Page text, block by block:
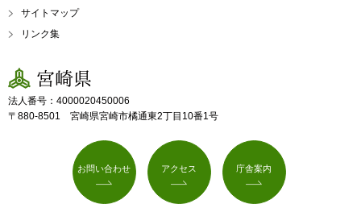
サイトマップ
リンク集
宮崎県
法人番号：4000020450006
〒880-8501 宮崎県宮崎市橘通東2丁目10番1号
お問い合わせ アクセス 庁舎案内